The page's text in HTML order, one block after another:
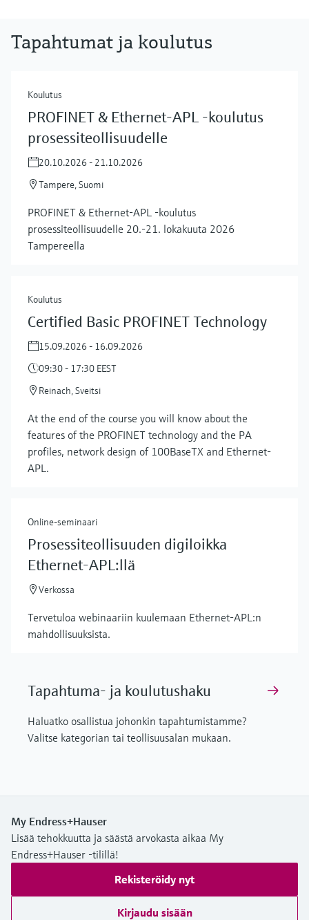
Tapahtumat ja koulutus
Koulutus
PROFINET & Ethernet-APL -koulutus
prosessiteollisuudelle
20.10.2026 - 21.10.2026
Tampere, Suomi
PROFINET & Ethernet-APL -koulutus
prosessiteollisuudelle 20.-21. lokakuuta 2026
Tampereella
Koulutus
Certified Basic PROFINET Technology
15.09.2026 - 16.09.2026
09:30 - 17:30 EEST
Reinach, Sveitsi
At the end of the course you will know about the
features of the PROFINET technology and the PA
profiles, network design of 100BaseTX and Ethernet-
APL.
Online-seminaari
Prosessiteollisuuden digiloikka
Ethernet-APL:llä
Verkossa
Tervetuloa webinaariin kuulemaan Ethernet-APL:n
mahdollisuuksista.
Tapahtuma- ja koulutushaku
Haluatko osallistua johonkin tapahtumistamme?
Valitse kategorian tai teollisuusalan mukaan.
My Endress+Hauser
Lisää tehokkuutta ja säästä arvokasta aikaa My
Endress+Hauser -tilillä!
Rekisteröidy nyt
Kirjaudu sisään